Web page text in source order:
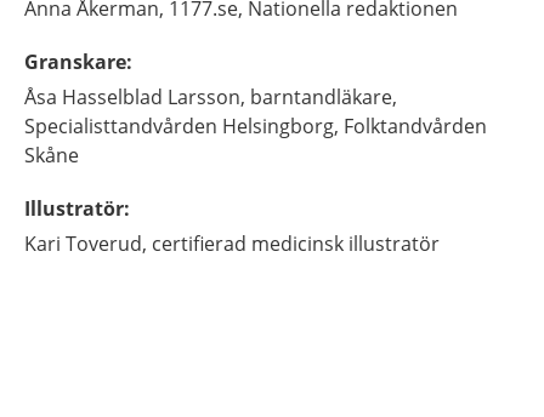
Anna Åkerman, 1177.se, Nationella redaktionen
Granskare:
Åsa Hasselblad Larsson, barntandläkare,
Specialisttandvården Helsingborg, Folktandvården
Skåne
Illustratör:
Kari Toverud, certifierad medicinsk illustratör